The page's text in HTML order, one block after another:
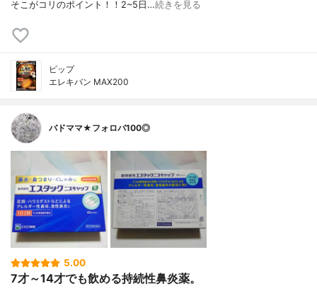
そこがコリのポイント！！2~5日…続きを見る
ピップ
エレキバン MAX200
バドママ★フォロバ100◎
5.00
7才～14才でも飲める持続性鼻炎薬。